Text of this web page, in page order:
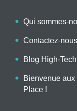
Qui sommes-
Contactez-nous
Blog High-
Bienvenue
Place !